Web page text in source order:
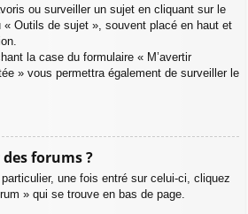
ou surveiller un sujet en cliquant sur le
« Outils de sujet », souvent placé en haut et
la case du formulaire « M’avertir
» vous permettra également de surveiller le
forums ?
une fois entré sur celui-ci, cliquez
» qui se trouve en bas de page.